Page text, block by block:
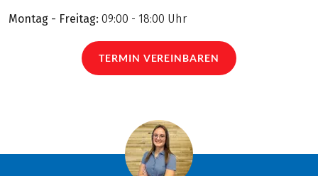
Montag - Freitag: 09:00 - 18:00 Uhr
TERMIN VEREINBAREN